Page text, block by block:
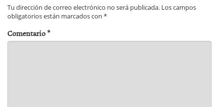
Tu dirección de correo electrónico no será publicada. Los campos
obligatorios están marcados con *
Comentario*